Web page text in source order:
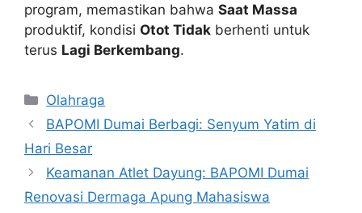
program, memastikan bahwa Saat Massa
produktif, kondisi Otot Tidak berhenti untuk
terus Lagi Berkembang.
Kategori
Olahraga
BAPOMI Dumai Berbagi: Senyum Yatim di
Hari Besar
Keamanan Atlet Dayung: BAPOMI Dumai
Renovasi Dermaga Apung Mahasiswa